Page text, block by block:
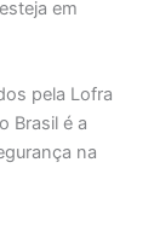
em
pela Lofra
Brasil é a
na